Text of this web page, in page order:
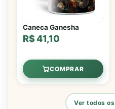
Caneca Ganesha
R$ 41,10
COMPRAR
Ver todos